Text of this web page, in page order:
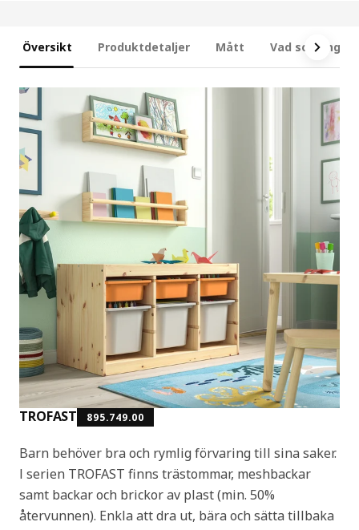
Översikt Produktdetaljer Mått Vad som ingår
TROFAST 895.749.00
Barn behöver bra och rymlig förvaring till sina saker.
I serien TROFAST finns trästommar, meshbackar
samt backar och brickor av plast (min. 50%
återvunnen). Enkla att dra ut, bära och sätta tillbaka